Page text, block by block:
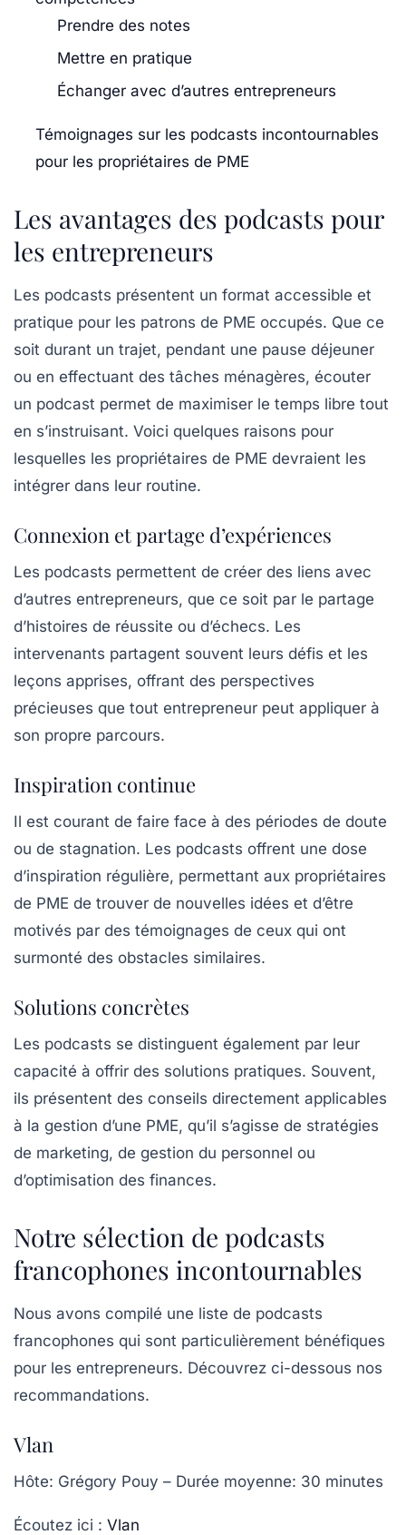
Prendre des notes
Mettre en pratique
Échanger avec d’autres entrepreneurs
Témoignages sur les podcasts incontournables
pour les propriétaires de PME
Les avantages des podcasts pour
les entrepreneurs
Les podcasts présentent un format accessible et
pratique pour les patrons de PME occupés. Que ce
soit durant un trajet, pendant une pause déjeuner
ou en effectuant des tâches ménagères, écouter
un podcast permet de maximiser le temps libre tout
en s’instruisant. Voici quelques raisons pour
lesquelles les propriétaires de PME devraient les
intégrer dans leur routine.
Connexion et partage d’expériences
Les podcasts permettent de créer des liens avec
d’autres entrepreneurs, que ce soit par le partage
d’histoires de réussite ou d’échecs. Les
intervenants partagent souvent leurs défis et les
leçons apprises, offrant des perspectives
précieuses que tout entrepreneur peut appliquer à
son propre parcours.
Inspiration continue
Il est courant de faire face à des périodes de doute
ou de stagnation. Les podcasts offrent une dose
d’inspiration régulière, permettant aux propriétaires
de PME de trouver de nouvelles idées et d’être
motivés par des témoignages de ceux qui ont
surmonté des obstacles similaires.
Solutions concrètes
Les podcasts se distinguent également par leur
capacité à offrir des solutions pratiques. Souvent,
ils présentent des conseils directement applicables
à la gestion d’une PME, qu’il s’agisse de stratégies
de marketing, de gestion du personnel ou
d’optimisation des finances.
Notre sélection de podcasts
francophones incontournables
Nous avons compilé une liste de podcasts
francophones qui sont particulièrement bénéfiques
pour les entrepreneurs. Découvrez ci-dessous nos
recommandations.
Vlan
Hôte: Grégory Pouy – Durée moyenne: 30 minutes
Écoutez ici : Vlan